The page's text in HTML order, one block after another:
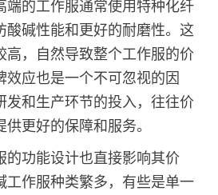
端的工作服通常使用特种化纤
酸碱性能和更好的耐磨性。这
高，自然导致整个工作服的价
效应也是一个不可忽视的因
发和生产环节的投入，往往价
更好的保障和服务。
的功能设计也直接影响其价
工作服种类繁多，有些是单一